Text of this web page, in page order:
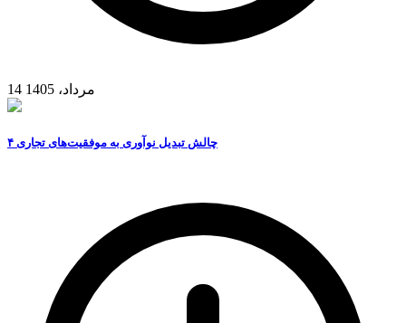
14 مرداد، 1405
۴ چالش تبدیل نوآوری به موفقیت‌های تجاری